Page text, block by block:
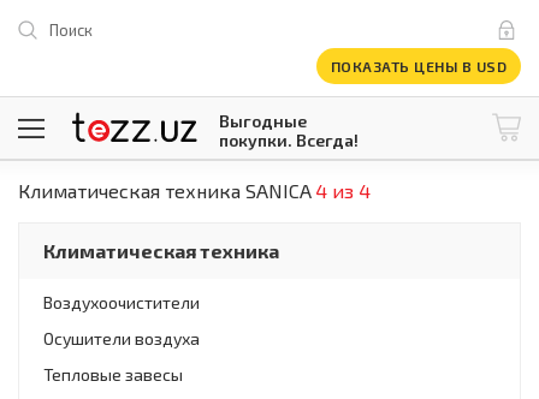
Поиск
ПОКАЗАТЬ ЦЕНЫ В USD
Выгодные
покупки. Всегда!
1 USD = 12 296.16 сум\ @tezzuz
Все категории
Компьютеры и оргтехника
Телевизоры
Климатическая техника
Климатическая техника
Встраиваемая техника
Климатическая техника SANICA 4 из 4
Климатическая техника
Воздухоочистители
Осушители воздуха
Тепловые завесы